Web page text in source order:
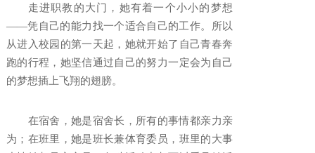
走进职教的大门，她有着一个小小的梦想
——凭自己的能力找一个适合自己的工作。所以
从进入校园的第一天起，她就开始了自己青春奔
跑的行程，她坚信通过自己的努力一定会为自己
的梦想插上飞翔的翅膀。
在宿舍，她是宿舍长，所有的事情都亲力亲
为；在班里，她是班长兼体育委员，班里的大事